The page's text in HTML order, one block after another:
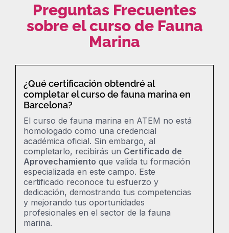
Preguntas Frecuentes
sobre el curso de Fauna
Marina
¿Qué certificación obtendré al
completar el curso de fauna marina en
Barcelona?
El curso de fauna marina en ATEM no está
homologado como una credencial
académica oficial. Sin embargo, al
completarlo, recibirás un Certificado de
Aprovechamiento que valida tu formación
especializada en este campo. Este
certificado reconoce tu esfuerzo y
dedicación, demostrando tus competencias
y mejorando tus oportunidades
profesionales en el sector de la fauna
marina.